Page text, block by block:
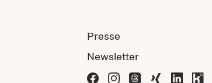
Presse
Newsletter